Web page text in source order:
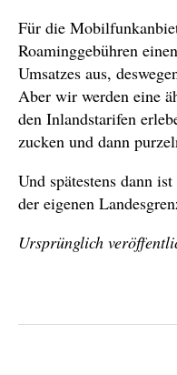
Für die
Roaminggebühren
Umsatzes aus,
Aber wir werden eine
den Inlandstarifen
zucken und dann
Und spätestens dann
der eigenen
Ursprünglich